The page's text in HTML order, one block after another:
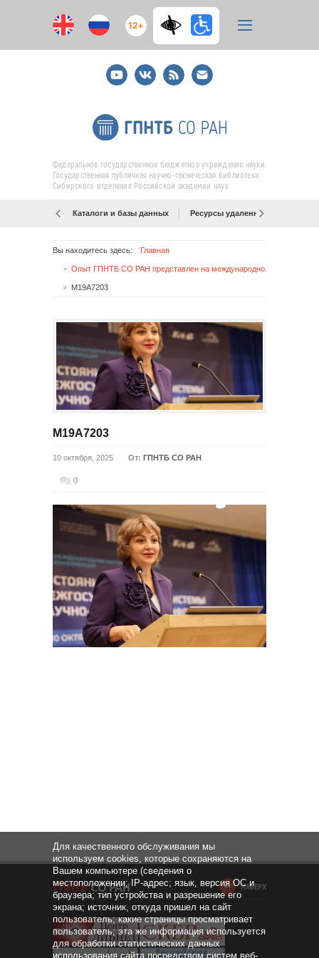
12+
YoutubeВКонтакте
RSS
E-
mail
подписка
Федеральное государственное бюджетное учреждение науки
Государственная публичная научно-техническая библиотека
Сибирского отделения Российской академии наук
Каталоги и базы данных Ресурсы удаленного доступа
Вы находитесь здесь: Главная
M19A7203
M19A7203
10 октября, 2025 От: ГПНТБ СО РАН
0
НАВЕРХ
Для качественного обслуживания мы
используем cookies, которые сохраняются на
Вашем компьютере (сведения о
местоположении; IP-адрес; язык, версия ОС и
браузера; тип устройства и разрешение его
экрана; источник, откуда пришел на сайт
пользователь; какие страницы просматривает
пользователь; эта же информация используется
для обработки статистических данных
использования сайта посредством систем веб-